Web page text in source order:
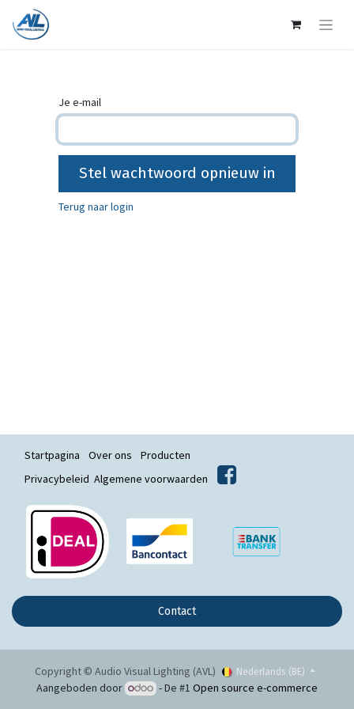
Je e-mail
Stel wachtwoord opnieuw in
Terug naar login
Startpagina Over ons
Producten
Privacybeleid Algemene voorwaarden
Contact
Copyright © Audio Visual Lighting (AVL) Nederlands (BE)
Aangeboden door - De #1Open source e-commerce